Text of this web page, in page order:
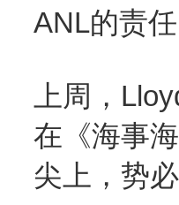
ANL的责任
上周，
在《海事
尖上，势